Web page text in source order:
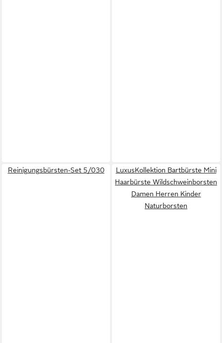
Reinigungsbürsten-Set 5/030
LuxusKollektion Bartbürste Mini
Haarbürste Wildschweinborsten
Damen Herren Kinder
Naturborsten